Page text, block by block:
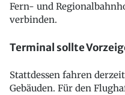
Fern- und
verbinden.
Terminal sollte
Stattdessen fahren
Gebäuden. Für den